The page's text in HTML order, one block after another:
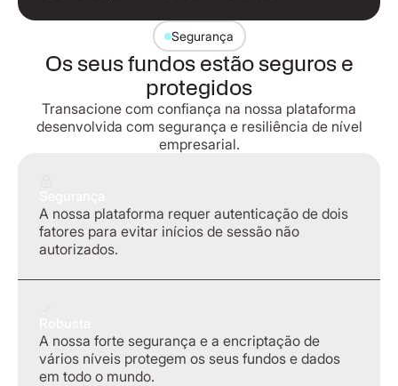
Segurança
Os seus fundos estão seguros e
protegidos
Transacione com confiança na nossa plataforma
desenvolvida com segurança e resiliência de nível
empresarial.
A nossa plataforma requer autenticação de dois
fatores para evitar inícios de sessão não
autorizados.
A nossa forte segurança e a encriptação de
vários níveis protegem os seus fundos e dados
em todo o mundo.